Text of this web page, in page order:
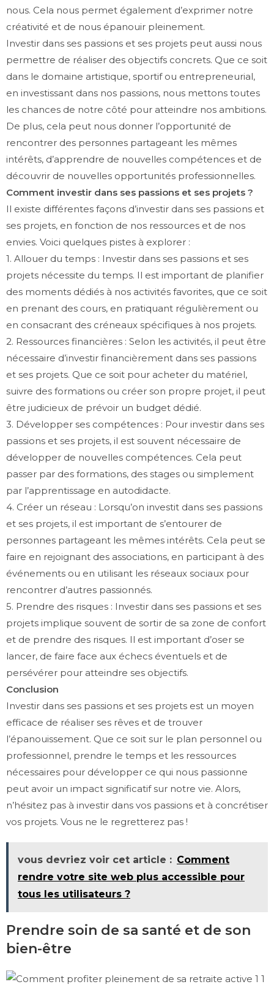
nous. Cela nous permet également d’exprimer notre
créativité et de nous épanouir pleinement.
Investir dans ses passions et ses projets peut aussi nous
permettre de réaliser des objectifs concrets. Que ce soit
dans le domaine artistique, sportif ou entrepreneurial,
en investissant dans nos passions, nous mettons toutes
les chances de notre côté pour atteindre nos ambitions.
De plus, cela peut nous donner l’opportunité de
rencontrer des personnes partageant les mêmes
intérêts, d’apprendre de nouvelles compétences et de
découvrir de nouvelles opportunités professionnelles.
Comment investir dans ses passions et ses projets ?
Il existe différentes façons d’investir dans ses passions et
ses projets, en fonction de nos ressources et de nos
envies. Voici quelques pistes à explorer :
1. Allouer du temps : Investir dans ses passions et ses
projets nécessite du temps. Il est important de planifier
des moments dédiés à nos activités favorites, que ce soit
en prenant des cours, en pratiquant régulièrement ou
en consacrant des créneaux spécifiques à nos projets.
2. Ressources financières : Selon les activités, il peut être
nécessaire d’investir financièrement dans ses passions
et ses projets. Que ce soit pour acheter du matériel,
suivre des formations ou créer son propre projet, il peut
être judicieux de prévoir un budget dédié.
3. Développer ses compétences : Pour investir dans ses
passions et ses projets, il est souvent nécessaire de
développer de nouvelles compétences. Cela peut
passer par des formations, des stages ou simplement
par l’apprentissage en autodidacte.
4. Créer un réseau : Lorsqu’on investit dans ses passions
et ses projets, il est important de s’entourer de
personnes partageant les mêmes intérêts. Cela peut se
faire en rejoignant des associations, en participant à des
événements ou en utilisant les réseaux sociaux pour
rencontrer d’autres passionnés.
5. Prendre des risques : Investir dans ses passions et ses
projets implique souvent de sortir de sa zone de confort
et de prendre des risques. Il est important d’oser se
lancer, de faire face aux échecs éventuels et de
persévérer pour atteindre ses objectifs.
Conclusion
Investir dans ses passions et ses projets est un moyen
efficace de réaliser ses rêves et de trouver
l’épanouissement. Que ce soit sur le plan personnel ou
professionnel, prendre le temps et les ressources
nécessaires pour développer ce qui nous passionne
peut avoir un impact significatif sur notre vie. Alors,
n’hésitez pas à investir dans vos passions et à concrétiser
vos projets. Vous ne le regretterez pas !
vous devriez voir cet article : Comment
rendre votre site web plus accessible pour
tous les utilisateurs ?
Prendre soin de sa santé et de son
bien-être